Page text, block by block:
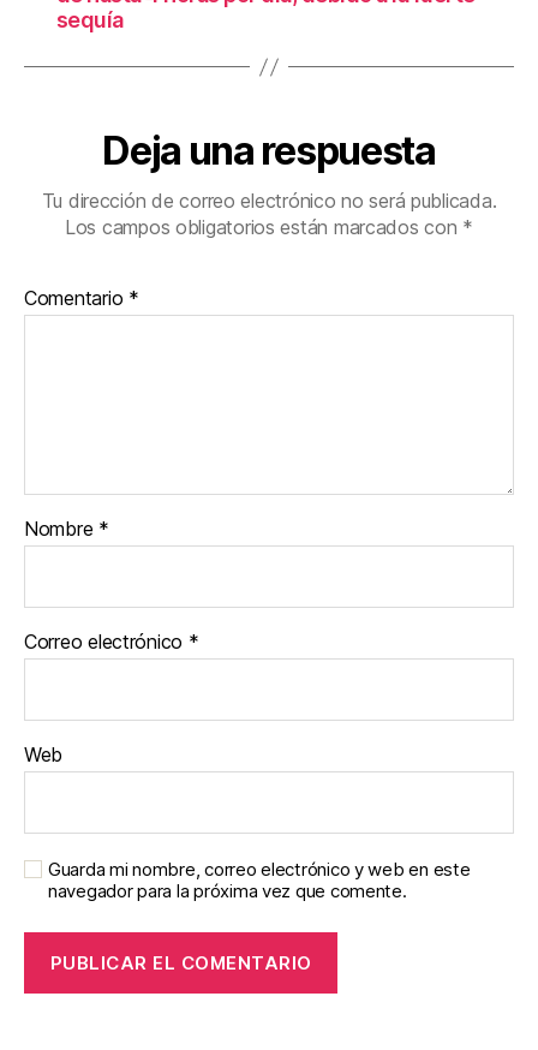
sequía
Deja una respuesta
Tu dirección de correo electrónico no será publicada.
Los campos obligatorios están marcados con *
Comentario *
Nombre *
Correo electrónico *
Web
Guarda mi nombre, correo electrónico y web en este
navegador para la próxima vez que comente.